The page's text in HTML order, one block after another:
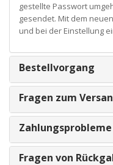
gestellte Passwort
gesendet. Mit dem
und bei der Einstellung
Bestellvorgang
Fragen zum
Zahlungsprobleme
Fragen von